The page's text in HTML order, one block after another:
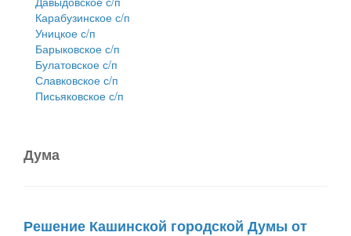
Карабузинское с/п
Уницкое с/п
Барыковское с/п
Булатовское с/п
Славковское с/п
Письяковское с/п
Дума
Решение Кашинской городской Думы от